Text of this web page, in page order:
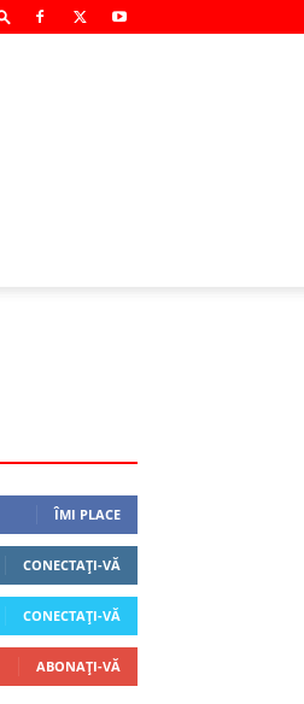
ÎMI PLACE
CONECTAȚI-VĂ
CONECTAȚI-VĂ
ABONAȚI-VĂ